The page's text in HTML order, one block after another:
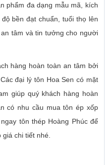
phẩm đa dạng mẫu mã, kích
bền đạt chuẩn, tuổi thọ lên
tâm và tin tưởng cho người
hàng hoàn toàn an tâm bởi
đại lý tôn Hoa Sen có mặt
giúp quý khách hàng hoàn
có nhu cầu mua tôn ép xốp
tôn thép Hoàng Phúc để
chi tiết nhé.